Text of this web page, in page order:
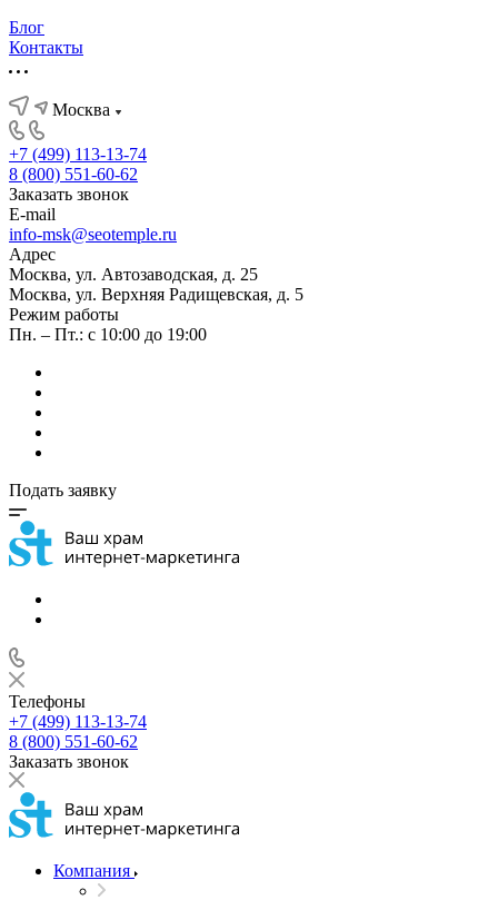
Блог
Контакты
Москва
+7 (499) 113-13-74
8 (800) 551-60-62
Заказать звонок
E-mail
info-msk@seotemple.ru
Адрес
Москва, ул. Автозаводская, д. 25
Москва, ул. Верхняя Радищевская, д. 5
Режим работы
Пн. – Пт.: с 10:00 до 19:00
Подать заявку
Телефоны
+7 (499) 113-13-74
8 (800) 551-60-62
Заказать звонок
Компания